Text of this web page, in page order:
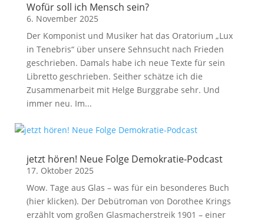
Wofür soll ich Mensch sein?
6. November 2025
Der Komponist und Musiker hat das Oratorium „Lux
in Tenebris“ über unsere Sehnsucht nach Frieden
geschrieben. Damals habe ich neue Texte für sein
Libretto geschrieben. Seither schätze ich die
Zusammenarbeit mit Helge Burggrabe sehr. Und
immer neu. Im...
jetzt hören! Neue Folge Demokratie-Podcast
17. Oktober 2025
Wow. Tage aus Glas – was für ein besonderes Buch
(hier klicken). Der Debütroman von Dorothee Krings
erzählt vom großen Glasmacherstreik 1901 – einer